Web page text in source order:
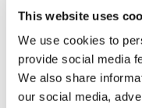
This website uses
We use cookies to
provide social media
We also share
our social media,
1